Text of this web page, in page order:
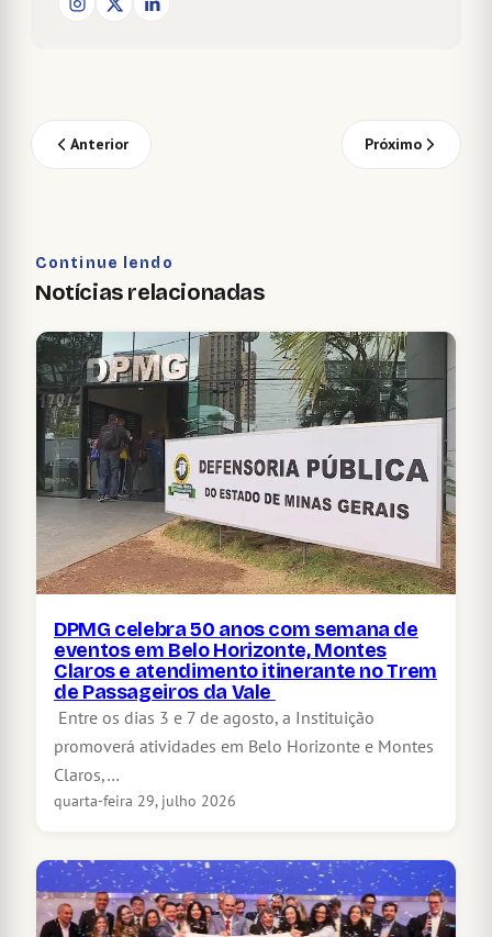
Anterior Próximo
Continue lendo
Notícias relacionadas
DPMG celebra 50 anos com semana de
eventos em Belo Horizonte, Montes
Claros e atendimento itinerante no Trem
de Passageiros da Vale
Entre os dias 3 e 7 de agosto, a Instituição
promoverá atividades em Belo Horizonte e Montes
Claros,…
quarta-feira 29, julho 2026